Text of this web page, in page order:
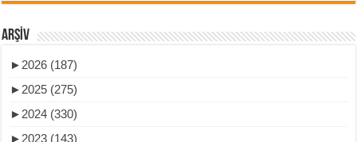
ARŞIV
► 2026 (187)
► 2025 (275)
► 2024 (330)
► 2023 (143)